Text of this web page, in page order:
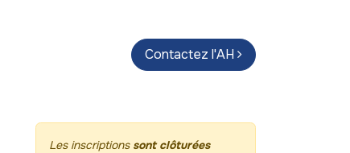
Parcours d'artistes Guide
Contactez l'AH
Les inscriptions sont clôturées